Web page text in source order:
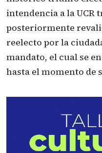
intendencia a la UCR
posteriormente
reelecto por la
mandato, el cual se
hasta el momento de